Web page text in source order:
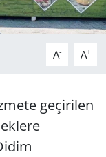
A- A+
geçirilen